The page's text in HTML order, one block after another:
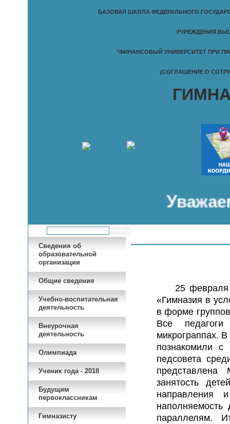
БАЗОВАЯ ШКОЛА ФЕДЕРАЛЬНОГО
УЧРЕЖДЕНИЯ
"ФИНАНСОВЫЙ УНИВЕРСИТЕТ ПРИ
(СОГЛАШЕНИЕ О
Сведения об
образовательной
организации
Общие сведения
Учебно-воспитательная
деятельность
Внеурочная
деятельность
Олимпиада
Ученик года - 2018
Будущим
первоклассникам
Гимназисту
25 февраля
«Гимназия в
в форме
Все педагоги
микрограппах. В
познакомили с
педсовета
занятость
направления
наполняемость
параллелям.